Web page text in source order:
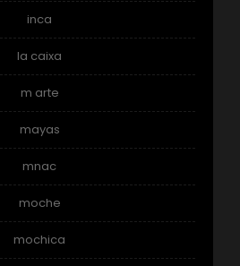
inca
la caixa
m arte
mayas
mnac
moche
mochica